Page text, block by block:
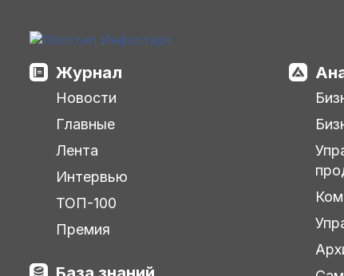
Журнал
Новости
Главные
Лента
Интервью
ТОП-100
Премия